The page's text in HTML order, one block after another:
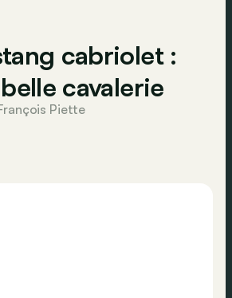
cabriolet :
cavalerie
Piette